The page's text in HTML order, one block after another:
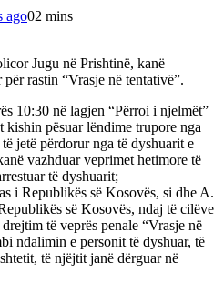
ago02 mins
Jugu në Prishtinë, kanë
rastin “Vrasje në tentativë”.
10:30 në lagjen “Përroi i njelmët”
kishin pësuar lëndime trupore nga
jetë përdorur nga të dyshuarit e
vazhduar veprimet hetimore të
të dyshuarit;
i Republikës së Kosovës, si dhe A.
së Kosovës, ndaj të cilëve
të veprës penale “Vrasje në
ndalimin e personit të dyshuar, të
të njëjtit janë dërguar në